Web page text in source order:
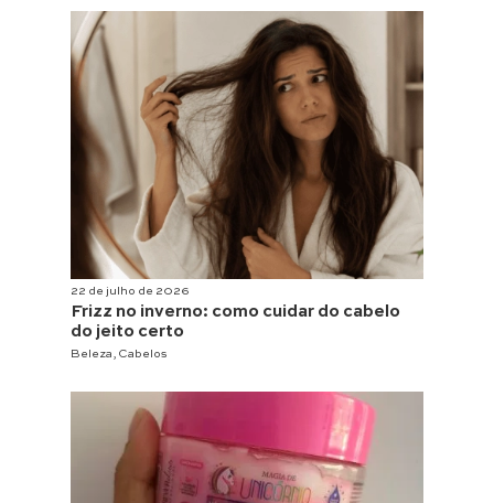
22 de julho de 2026
Frizz no inverno: como cuidar do cabelo
do jeito certo
Beleza , Cabelos